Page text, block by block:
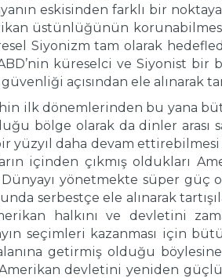
eskisinden farklı bir
üstünlüğünün korunabilmesi
Siyonizm tam olarak
küreselci ve Siyonist
açısından ele alınarak
ilk dönemlerinden bu yana
bölge olarak da dinler
yüzyıl daha devam
içinden çıkmış oldukları
yönetmekte süper güç
serbestçe ele alınarak
halkını ve devletini
seçimleri kazanması için
getirmiş olduğu
Amerikan devletini yeniden